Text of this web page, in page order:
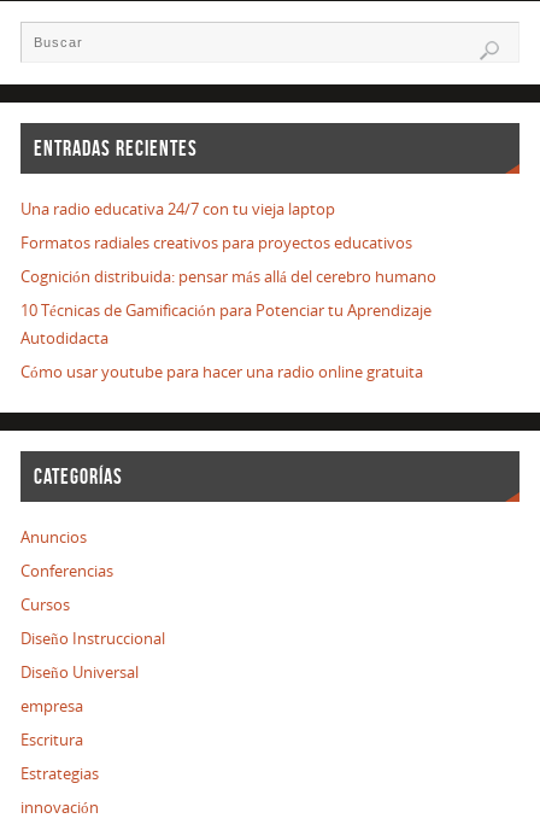
ENTRADAS RECIENTES
Una radio educativa 24/7 con tu vieja laptop
Formatos radiales creativos para proyectos educativos
Cognición distribuida: pensar más allá del cerebro humano
10 Técnicas de Gamificación para Potenciar tu Aprendizaje
Autodidacta
Cómo usar youtube para hacer una radio online gratuita
CATEGORÍAS
Anuncios
Conferencias
Cursos
Diseño Instruccional
Diseño Universal
empresa
Escritura
Estrategias
innovación